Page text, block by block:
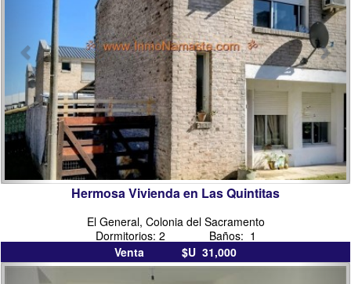
sacramento
Hermosa Vivienda en Las Quintitas
El General, Colonia del Sacramento
Dormitorios: 2 Baños: 1
Venta $U 31,000
inmobiliarias